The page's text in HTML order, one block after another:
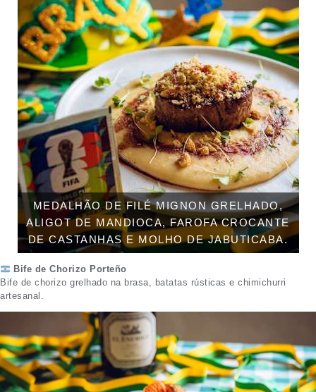
MEDALHÃO DE FILÉ MIGNON GRELHADO,
ALIGOT DE MANDIOCA, FAROFA CROCANTE
DE CASTANHAS E MOLHO DE JABUTICABA.
Bife de Chorizo Porteño
Bife de chorizo grelhado na brasa, batatas rústicas e chimichurri
artesanal.